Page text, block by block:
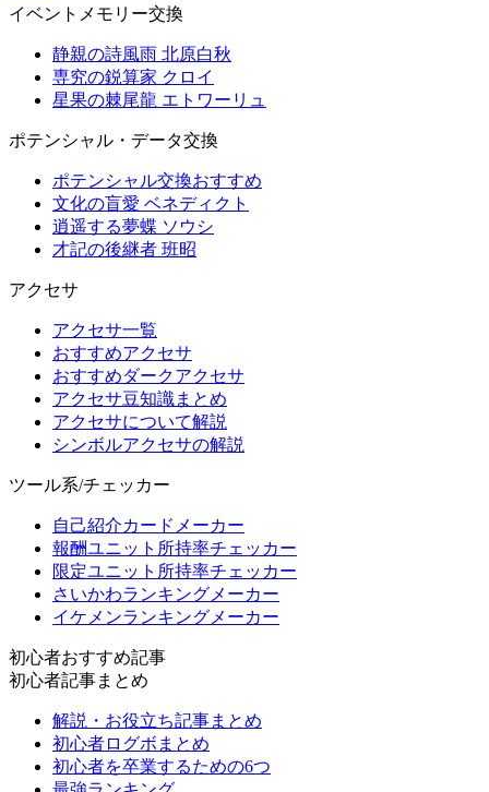
イベントメモリー交換
静親の詩風雨 北原白秋
専究の鋭算家 クロイ
星果の棘尾龍 エトワーリュ
ポテンシャル・データ交換
ポテンシャル交換おすすめ
文化の盲愛 ベネディクト
逍遥する夢蝶 ソウシ
才記の後継者 班昭
アクセサ
アクセサ一覧
おすすめアクセサ
おすすめダークアクセサ
アクセサ豆知識まとめ
アクセサについて解説
シンボルアクセサの解説
ツール系/チェッカー
自己紹介カードメーカー
報酬ユニット所持率チェッカー
限定ユニット所持率チェッカー
さいかわランキングメーカー
イケメンランキングメーカー
初心者おすすめ記事
初心者記事まとめ
解説・お役立ち記事まとめ
初心者ログボまとめ
初心者を卒業するための6つ